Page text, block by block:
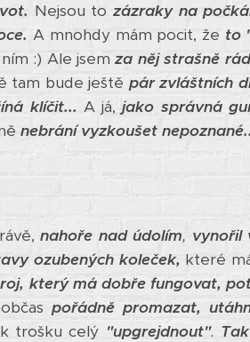
Nejsou to zázraky na
A mnohdy mám pocit, že to
:) Ale jsemza něj strašně
tam bude ještě pár zvláštních
klíčit... A já,jako správná
nebrání vyzkoušet
nahoře nad údolím, vynořil
ozubených koleček, které
který má dobře fungovat,
pořádně promazat,
trošku celý "upgrejdnout".